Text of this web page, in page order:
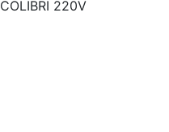
COLIBRI 220V